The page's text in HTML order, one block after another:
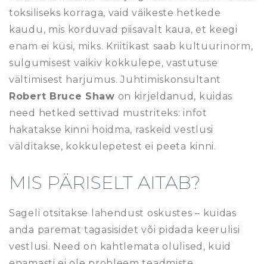
toksiliseks korraga, vaid väikeste hetkede
kaudu, mis korduvad piisavalt kaua, et keegi
enam ei küsi, miks. Kriitikast saab kultuurinorm,
sulgumisest vaikiv kokkulepe, vastutuse
vältimisest harjumus. Juhtimiskonsultant
Robert Bruce Shaw on kirjeldanud, kuidas
need hetked settivad mustriteks: infot
hakatakse kinni hoidma, raskeid vestlusi
välditakse, kokkulepetest ei peeta kinni.
MIS PÄRISELT AITAB?
Sageli otsitakse lahendust oskustes – kuidas
anda paremat tagasisidet või pidada keerulisi
vestlusi. Need on kahtlemata olulised, kuid